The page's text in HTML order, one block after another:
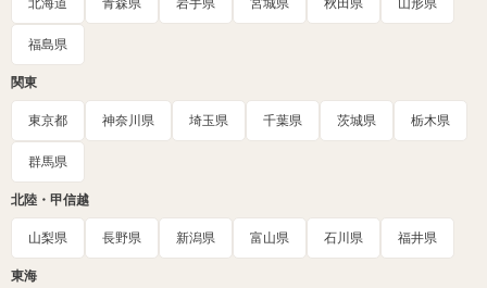
北海道 青森県 岩手県 宮城県 秋田県 山形県
福島県
関東
東京都 神奈川県 埼玉県 千葉県 茨城県 栃木県
群馬県
北陸・甲信越
山梨県 長野県 新潟県 富山県 石川県 福井県
東海